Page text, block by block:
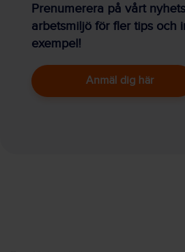
Prenumerera på vårt
arbetsmiljö för fler tips och
exempel!
Anmäl dig här